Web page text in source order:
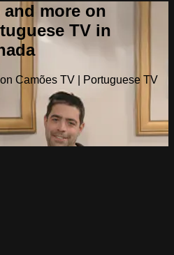
more on
TV in
Camões TV | Portuguese TV